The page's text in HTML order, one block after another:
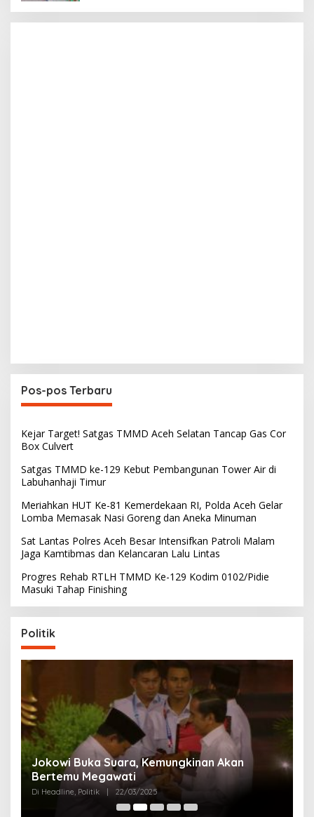
Pos-pos Terbaru
Kejar Target! Satgas TMMD Aceh Selatan Tancap Gas Cor
Box Culvert
Satgas TMMD ke-129 Kebut Pembangunan Tower Air di
Labuhanhaji Timur
Meriahkan HUT Ke-81 Kemerdekaan RI, Polda Aceh Gelar
Lomba Memasak Nasi Goreng dan Aneka Minuman
Sat Lantas Polres Aceh Besar Intensifkan Patroli Malam
Jaga Kamtibmas dan Kelancaran Lalu Lintas
Progres Rehab RTLH TMMD Ke-129 Kodim 0102/Pidie
Masuki Tahap Finishing
Politik
Partai Perjuangan Aceh Bangun Peran
Perempuan di Parlemen Aceh
Di Politik | 12/03/2025